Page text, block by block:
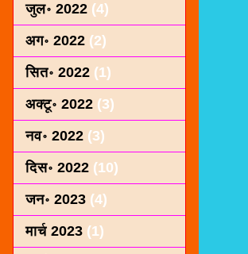
जुल॰ 2022 (4)
अग॰ 2022 (2)
सित॰ 2022 (1)
अक्टू॰ 2022 (3)
नव॰ 2022 (3)
दिस॰ 2022 (10)
जन॰ 2023 (4)
मार्च 2023 (1)